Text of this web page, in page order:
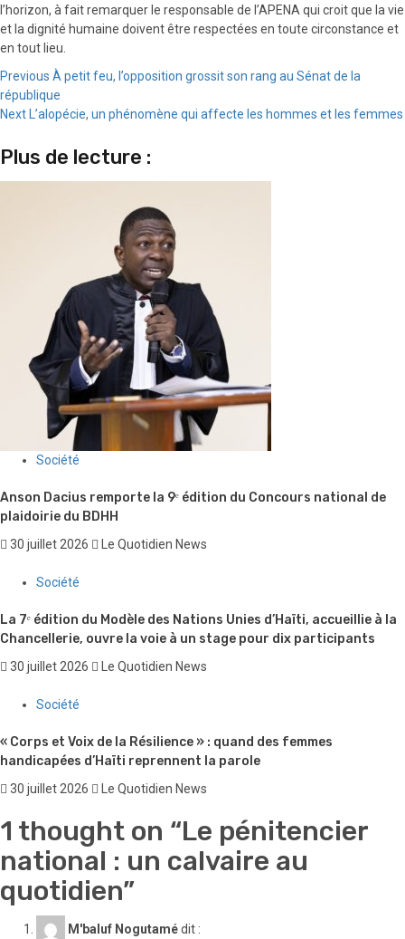
l’horizon, à fait remarquer le responsable de l’APENA qui croit que la vie
et la dignité humaine doivent être respectées en toute circonstance et
en tout lieu.
Continue
Reading
Previous À petit feu, l’opposition grossit son rang au Sénat de la
république
Next L’alopécie, un phénomène qui affecte les hommes et les femmes
Plus de lecture :
Société
Anson Dacius remporte la 9ᵉ édition du Concours national de
plaidoirie du BDHH
30 juillet 2026 Le Quotidien News
Société
La 7ᵉ édition du Modèle des Nations Unies d’Haïti, accueillie à la
Chancellerie, ouvre la voie à un stage pour dix participants
30 juillet 2026 Le Quotidien News
Société
« Corps et Voix de la Résilience » : quand des femmes
handicapées d’Haïti reprennent la parole
30 juillet 2026 Le Quotidien News
1 thought on “Le pénitencier
national : un calvaire au
quotidien”
M'baluf Nogutamédit :